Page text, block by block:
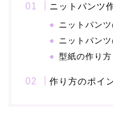
ニットパンツ
ニットパン
ニットパン
型紙の作り
作り方のポ